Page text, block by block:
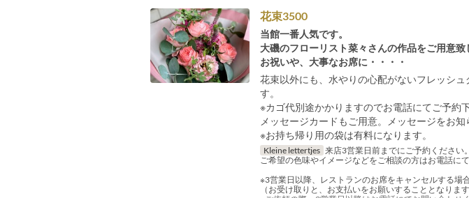
花束3500
当館一番人気です。
大磯のフローリスト菜々さんの作品をご用意致
お祝いや、大事なお席に・・・・
花束以外にも、水やりの心配がないフレッシ
す。
※カゴ代別途かかりますのでお電話にてご予約下
メッセージカードもご用意。メッセージをお知
※お持ち帰り用の袋は有料になります。
Kleine lettertjes 来店3営業日前までにご予約ください。
ご希望の色味やイメージなどをご相談の方はお電話に
※3営業日以降、レストランのお席をキャンセルする場
（お受け取りと、お支払いをお願いすることとなりま